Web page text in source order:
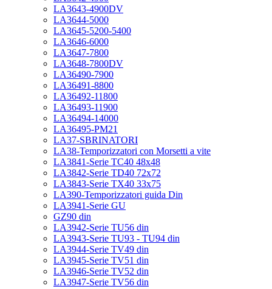
LA3643-4900DV
LA3644-5000
LA3645-5200-5400
LA3646-6000
LA3647-7800
LA3648-7800DV
LA36490-7900
LA36491-8800
LA36492-11800
LA36493-11900
LA36494-14000
LA36495-PM21
LA37-SBRINATORI
LA38-Temporizzatori con Morsetti a vite
LA3841-Serie TC40 48x48
LA3842-Serie TD40 72x72
LA3843-Serie TX40 33x75
LA390-Temporizzatori guida Din
LA3941-Serie GU
GZ90 din
LA3942-Serie TU56 din
LA3943-Serie TU93 - TU94 din
LA3944-Serie TV49 din
LA3945-Serie TV51 din
LA3946-Serie TV52 din
LA3947-Serie TV56 din